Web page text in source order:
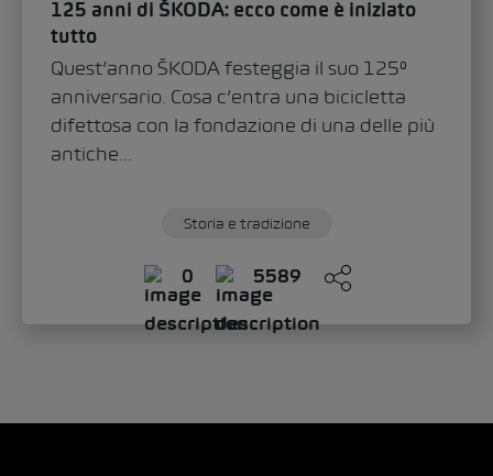
125 anni di ŠKODA: ecco come è iniziato
tutto
Quest’anno ŠKODA festeggia il suo 125°
anniversario. Cosa c’entra una bicicletta
difettosa con la fondazione di una delle più
antiche...
Storia e tradizione
0 5589